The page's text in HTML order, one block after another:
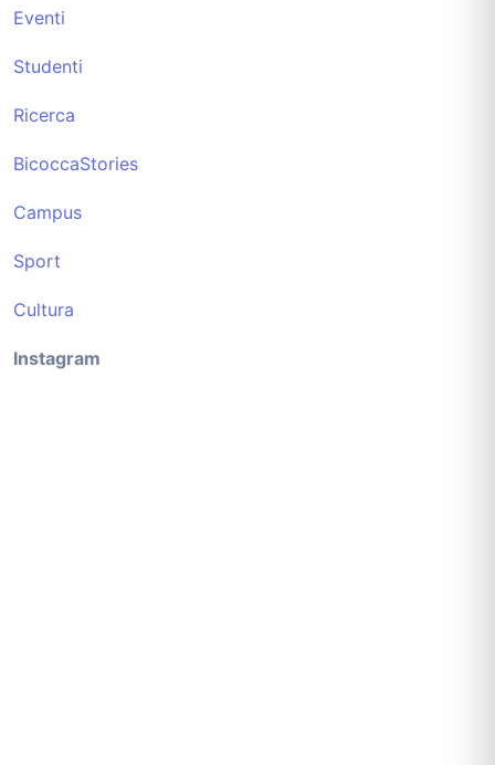
Eventi
Studenti
Ricerca
BicoccaStories
Campus
Sport
Cultura
Instagram